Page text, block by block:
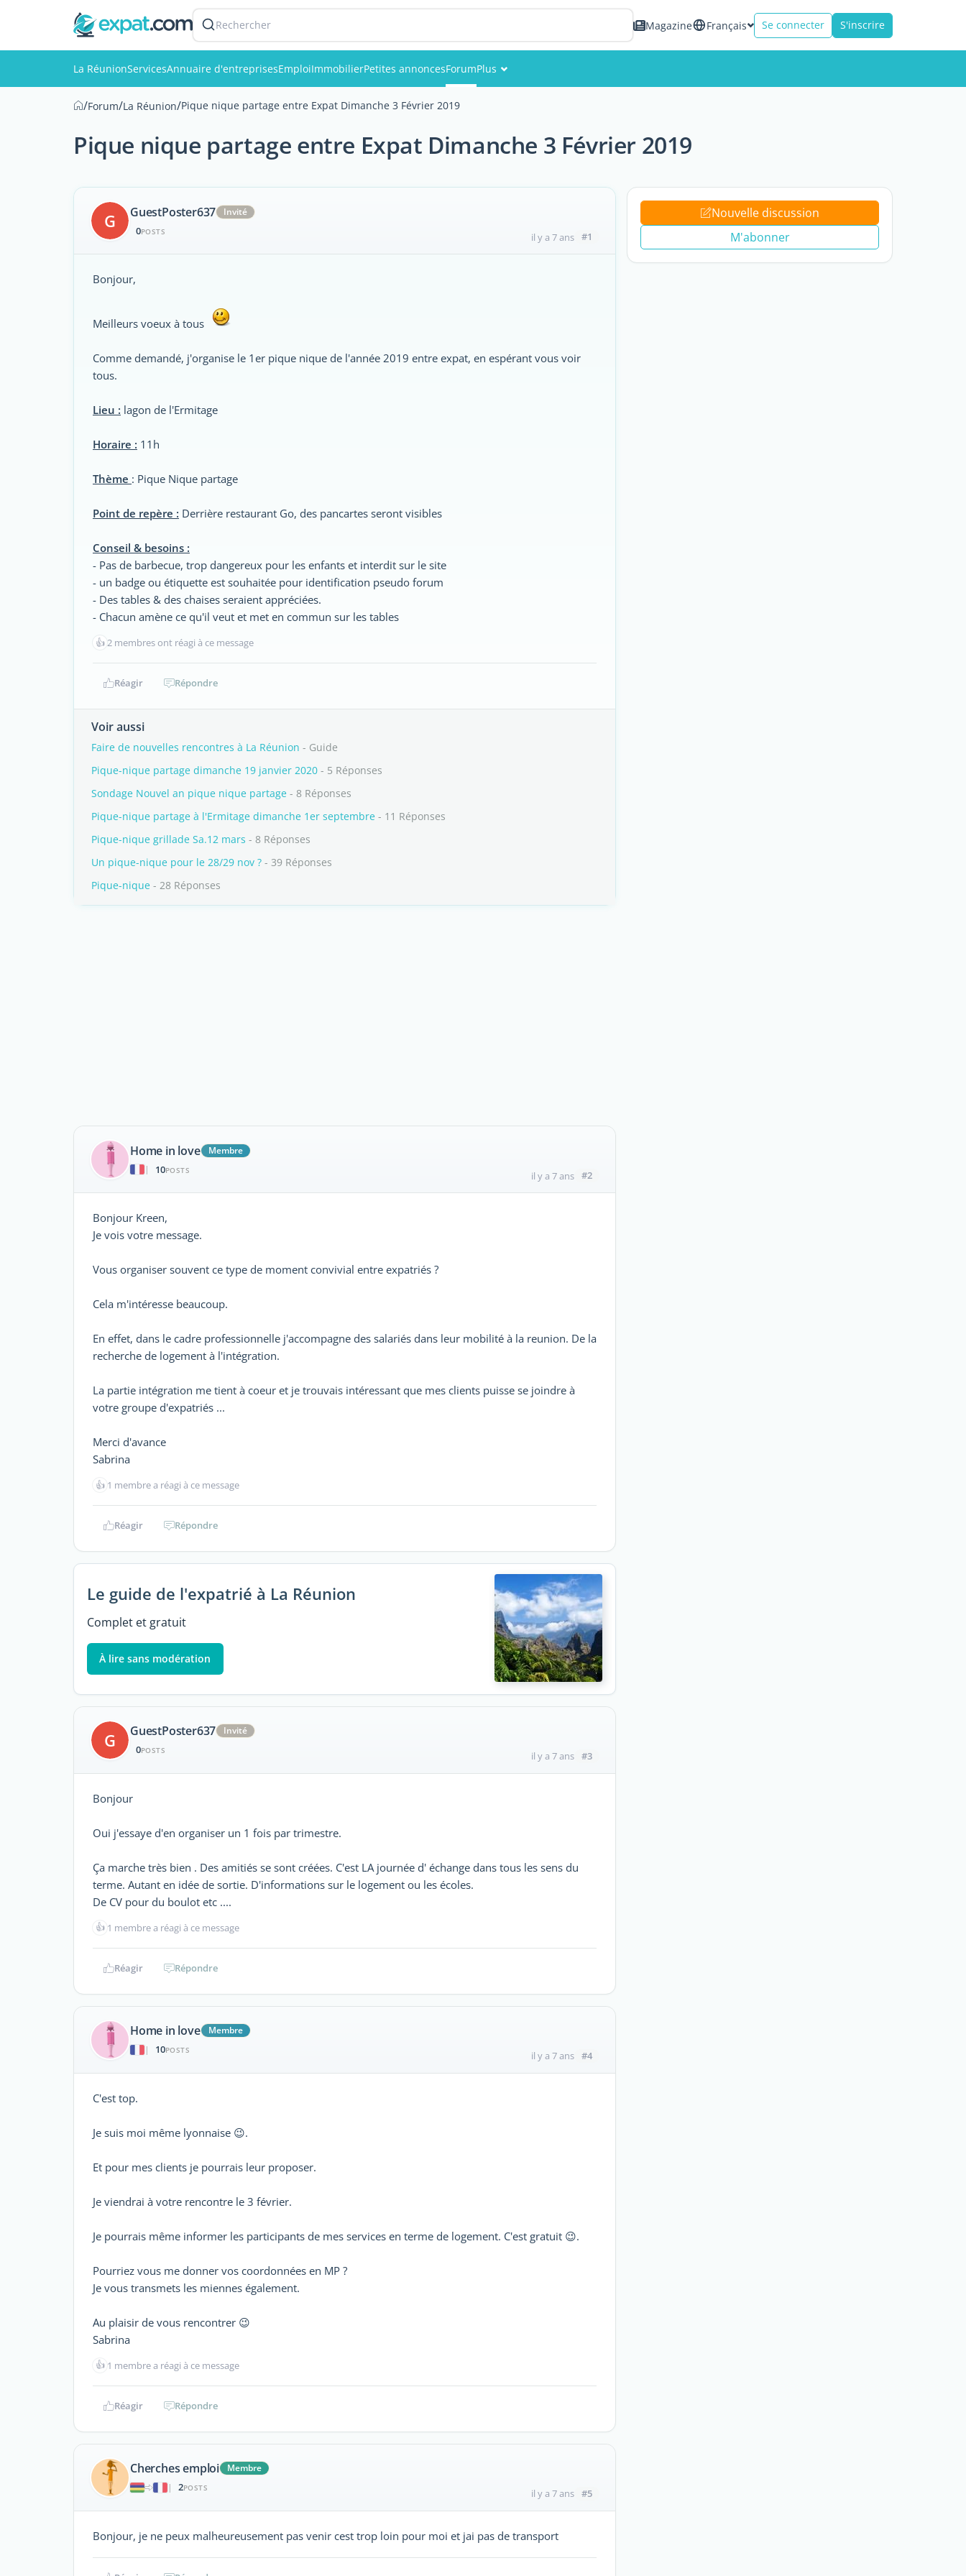
Rechercher Magazine Français Se connecter S'inscrire
La RéunionServicesAnnuaire d'entreprisesEmploiImmobilierPetites annoncesForumPlus
Membres
/Forum/La Réunion/Pique nique partage entre Expat Dimanche 3 Février 2019
Pique nique partage entre Expat Dimanche 3 Février 2019
G GuestPoster637 Invité
0POSTS il y a 7 ans #1
Bonjour,
Meilleurs voeux à tous
Comme demandé, j'organise le 1er pique nique de l'année 2019 entre expat, en espérant vous voir
tous.
Lieu : lagon de l'Ermitage
Horaire : 11h
Thème : Pique Nique partage
Point de repère : Derrière restaurant Go, des pancartes seront visibles
Conseil & besoins :
- Pas de barbecue, trop dangereux pour les enfants et interdit sur le site
- un badge ou étiquette est souhaitée pour identification pseudo forum
- Des tables & des chaises seraient appréciées.
- Chacun amène ce qu'il veut et met en commun sur les tables
👍2 membres ont réagi à ce message
Réagir Répondre
Voir aussi
Faire de nouvelles rencontres à La Réunion - Guide
Pique-nique partage dimanche 19 janvier 2020 - 5 Réponses
Sondage Nouvel an pique nique partage - 8 Réponses
Pique-nique partage à l'Ermitage dimanche 1er septembre - 11 Réponses
Pique-nique grillade Sa.12 mars - 8 Réponses
Un pique-nique pour le 28/29 nov ? - 39 Réponses
Pique-nique - 28 Réponses
Home in love
Membre
|
10POSTS il y a 7 ans #2
Bonjour Kreen,
Je vois votre message.
Vous organiser souvent ce type de moment convivial entre expatriés ?
Cela m'intéresse beaucoup.
En effet, dans le cadre professionnelle j'accompagne des salariés dans leur mobilité à la reunion. De la
recherche de logement à l'intégration.
La partie intégration me tient à coeur et je trouvais intéressant que mes clients puisse se joindre à
votre groupe d'expatriés ...
Merci d'avance
Sabrina
👍 1 membre a réagi à ce message
Réagir Répondre
Le guide de l'expatrié à La Réunion
Complet et gratuit
À lire sans modération
G GuestPoster637 Invité
0POSTS il y a 7 ans #3
Bonjour
Oui j'essaye d'en organiser un 1 fois par trimestre.
Ça marche très bien . Des amitiés se sont créées. C'est LA journée d' échange dans tous les sens du
terme. Autant en idée de sortie. D'informations sur le logement ou les écoles.
De CV pour du boulot etc ....
👍 1 membre a réagi à ce message
Réagir Répondre
Home in love
Membre
|
10POSTS il y a 7 ans #4
C'est top.
Je suis moi même lyonnaise 😉.
Et pour mes clients je pourrais leur proposer.
Je viendrai à votre rencontre le 3 février.
Je pourrais même informer les participants de mes services en terme de logement. C'est gratuit 😉.
Pourriez vous me donner vos coordonnées en MP ?
Je vous transmets les miennes également.
Au plaisir de vous rencontrer 😉
Sabrina
👍 1 membre a réagi à ce message
Réagir Répondre
Cherches emploi
Membre
|
2POSTS il y a 7 ans #5
Bonjour, je ne peux malheureusement pas venir cest trop loin pour moi et jai pas de transport
Nouvelle discussion
M'abonner